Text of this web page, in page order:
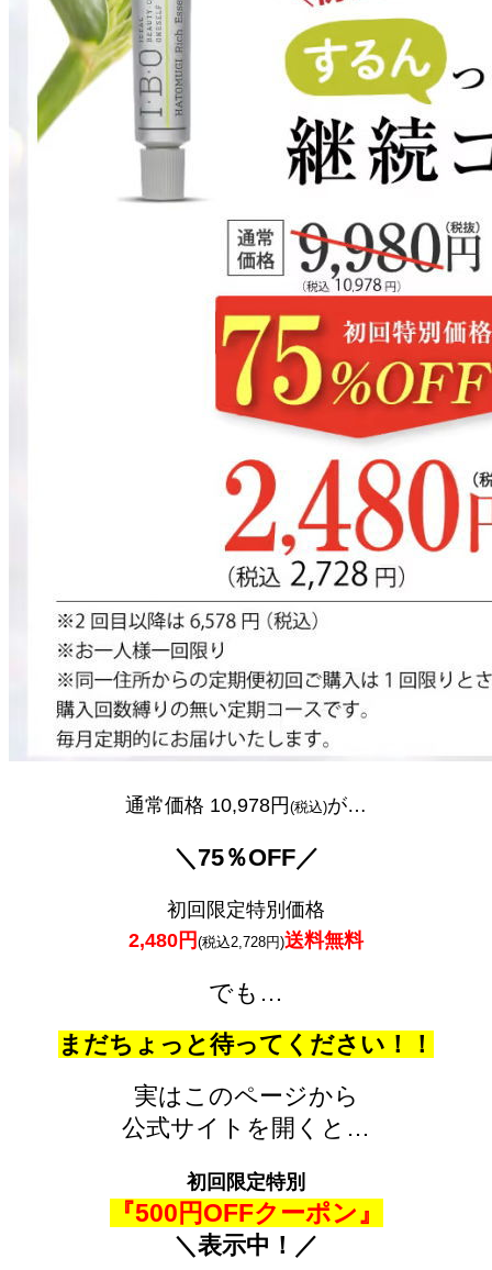
通常価格 10,978円(税込)が…
＼75％OFF／
初回限定特別価格
2,480円 (税込2,728円)送料無料
でも…
まだちょっと待ってください！！
実はこのページから
公式サイトを開くと…
初回限定特別
『500円OFFクーポン』
＼表示中！／